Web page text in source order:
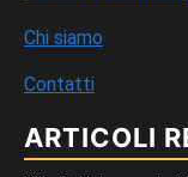
Chi siamo
Contatti
ARTICOLI